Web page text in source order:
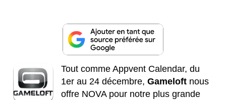
Tout comme Appvent Calendar, du
1er au 24 décembre,Gameloft nous
offre NOVA pour notre plus grande